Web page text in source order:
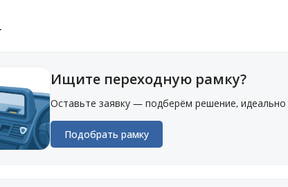
Ищите переходную рамку?
Оставьте заявку — подберём решение,
Подобрать рамку